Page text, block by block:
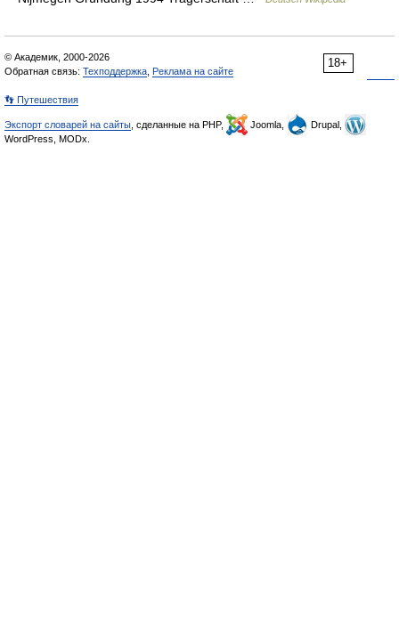
18+
© Академик, 2000-2026
Обратная связь: Техподдержка Реклама на сайте
👣 Путешествия
Экспорт словарей на сайты , сделанные на PHP, Joomla,
Drupal,
WordPress, MODx.